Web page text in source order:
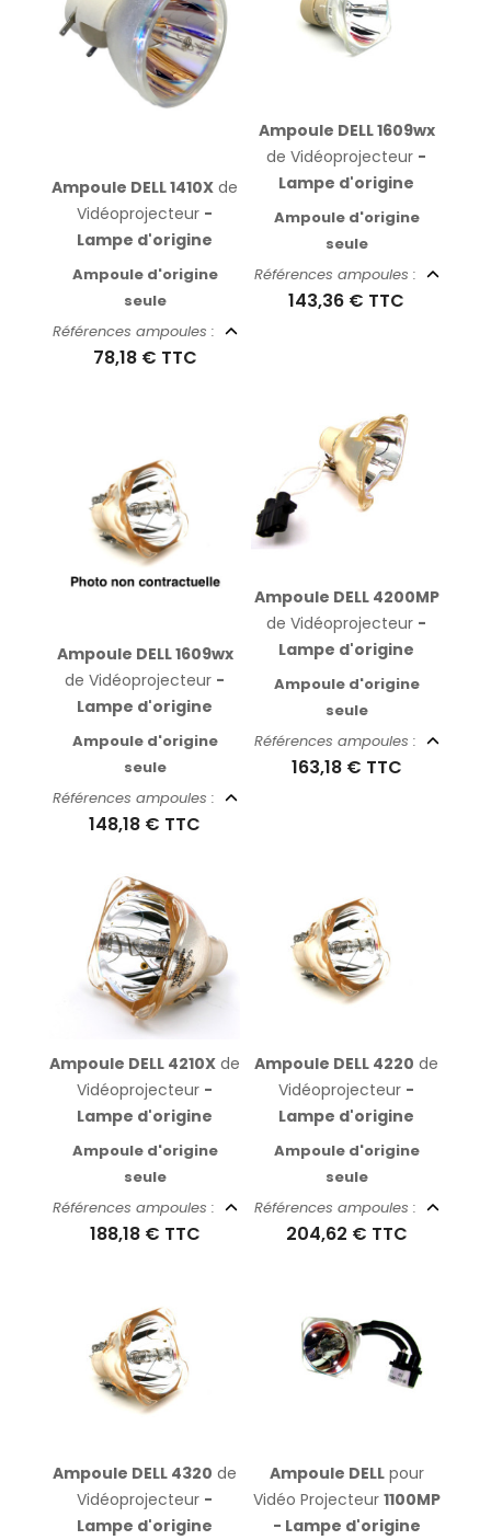
Ampoule DELL 1410X de
Vidéoprojecteur -
Lampe d'origine
Ampoule d'origine
seule
Références ampoules :
78,18 € TTC
Ampoule DELL 1609wx
de Vidéoprojecteur -
Lampe d'origine
Ampoule d'origine
seule
Références ampoules :
143,36 € TTC
Ampoule DELL 1609wx
de Vidéoprojecteur -
Lampe d'origine
Ampoule d'origine
seule
Références ampoules :
148,18 € TTC
Ampoule DELL 4200MP
de Vidéoprojecteur -
Lampe d'origine
Ampoule d'origine
seule
Références ampoules :
163,18 € TTC
Ampoule DELL 4210X de
Vidéoprojecteur -
Lampe d'origine
Ampoule d'origine
seule
Références ampoules :
188,18 € TTC
Ampoule DELL 4220 de
Vidéoprojecteur -
Lampe d'origine
Ampoule d'origine
seule
Références ampoules :
204,62 € TTC
Ampoule DELL 4320 de
Vidéoprojecteur -
Lampe d'origine
Ampoule DELLpour
Vidéo Projecteur 1100MP
- Lampe d'origine